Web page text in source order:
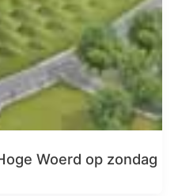
Woerd op zondag